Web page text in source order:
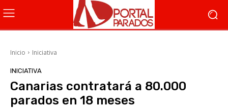
Inicio Iniciativa
INICIATIVA
Canarias contratará a 80.000
parados en 18 meses